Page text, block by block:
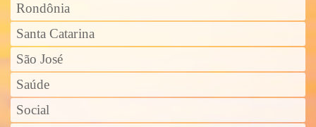
Rondônia
Santa Catarina
São José
Saúde
Social